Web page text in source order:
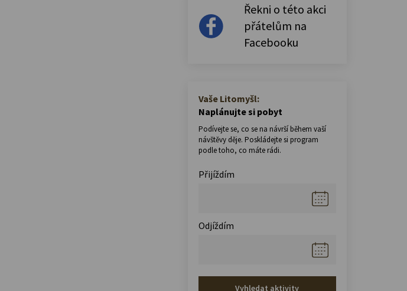
Řekni o této akci
přátelům na
Facebooku
Vaše Litomyšl:
Naplánujte si pobyt
Podívejte se, co se na návrší během vaší
návštěvy děje. Poskládejte si program
podle toho, co máte rádi.
Přijíždím
Odjíždím
Vyhledat aktivity